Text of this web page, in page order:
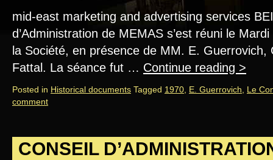
mid-east marketing and advertising services
d’Administration de MEMAS s’est réuni le
la Société, en présence de MM. E.
Fattal. La séance fut … Continue reading >
Posted in Historical documents Tagged 1970 E. Guerrovich
Le
comment
CONSEIL